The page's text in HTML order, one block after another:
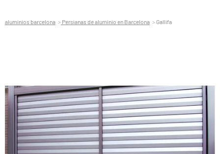
aluminios barcelona Persianas de aluminio en Barcelona Gallifa